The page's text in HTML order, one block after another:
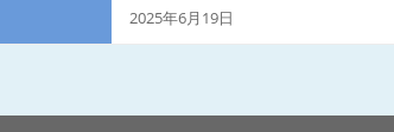
2025年6月19日